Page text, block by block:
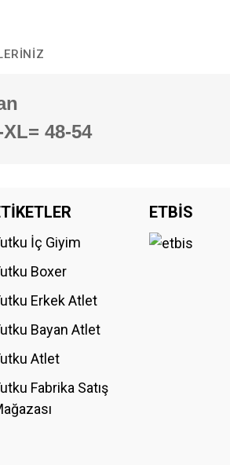
48-54
İç Giyim
Boxer
Erkek Atlet
Bayan Atlet
Atlet
Fabrika Satış
ETBİS